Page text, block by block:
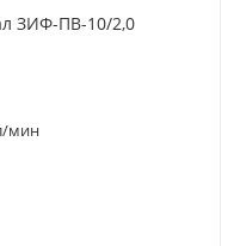
ЗИФ-ПВ-10/2,0
мин